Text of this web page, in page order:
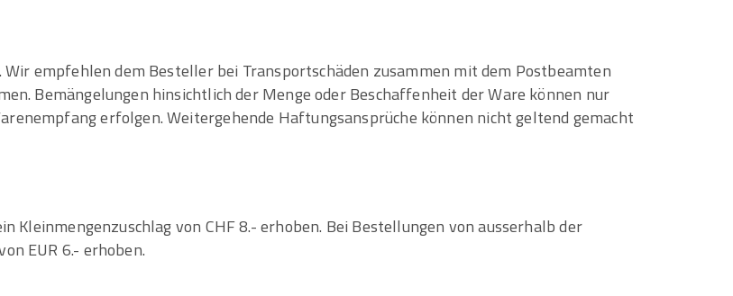
empfehlen dem Besteller bei Transportschäden zusammen mit dem Postbeamten
Bemängelungen hinsichtlich der Menge oder Beschaffenheit der Ware können nur
erfolgen. Weitergehende Haftungsansprüche können nicht geltend gemacht
Kleinmengenzuschlag von CHF 8.- erhoben. Bei Bestellungen von ausserhalb der
EUR 6.- erhoben.